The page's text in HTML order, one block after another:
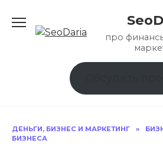
содержанию
про
ДЕНЬГИ, БИЗНЕС И МАРКЕТИНГ »
БИЗНЕСА